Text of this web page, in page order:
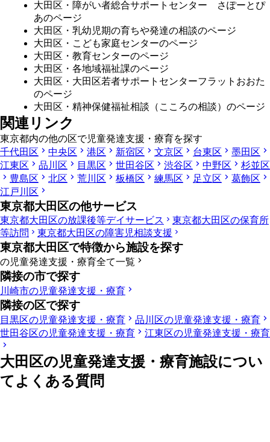
大田区・障がい者総合サポートセンター さぽーとぴ
あのページ
大田区・乳幼児期の育ちや発達の相談のページ
大田区・こども家庭センターのページ
大田区・教育センターのページ
大田区・各地域福祉課のページ
大田区・大田区若者サポートセンターフラットおおた
のページ
大田区・精神保健福祉相談（こころの相談）のページ
関連リンク
東京都内の他の区で児童発達支援・療育を探す
千代田区
中央区 港区 新宿区 文京区 台東区
墨田区
江東区
品川区 目黒区 世田谷区 渋谷区 中野区
杉並区
豊島区
北区 荒川区 板橋区 練馬区 足立区
葛飾区
江戸川区
東京都大田区の他サービス
東京都大田区の放課後等デイサービス
東京都大田区の保育所
等訪問
東京都大田区の障害児相談支援
東京都大田区で特徴から施設を探す
の児童発達支援・療育全て一覧
隣接の市で探す
川崎市の児童発達支援・療育
隣接の区で探す
目黒区の児童発達支援・療育
品川区の児童発達支援・療育
世田谷区の児童発達支援・療育
江東区の児童発達支援・療育
大田区の児童発達支援・療育施設につい
てよくある質問